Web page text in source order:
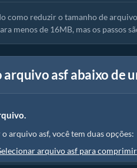
como reduzir o tamanho de
menos de 16MB, mas os passos
asf abaixo de
arquivo asf, você tem duas opções:
arquivo asf para comprimir